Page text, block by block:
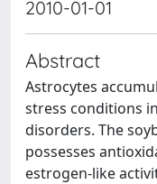
2010-01-01
Abstract
Astrocytes
stress conditions
disorders. The
possesses
estrogen-like